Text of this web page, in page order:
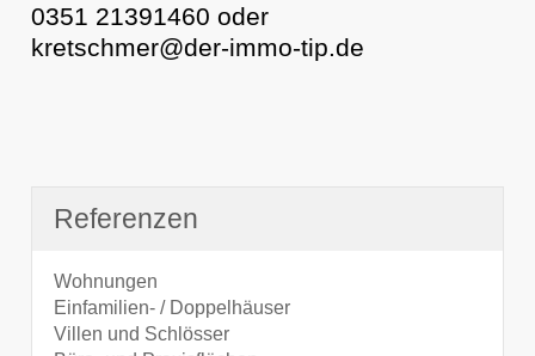
0351 21391460 oder
kretschmer@der-immo-tip.de
Referenzen
Wohnungen
Einfamilien- / Doppelhäuser
Villen und Schlösser